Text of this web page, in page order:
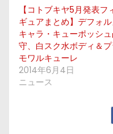
【コトブキヤ5月発表フ
ギュアまとめ】デフォル
キャラ・キューポッシ
守、白スク水ボディ＆プ
モワルキューレ
2014年6月4日
ニュース